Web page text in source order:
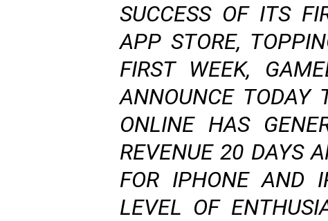
SUCCESS OF ITS
APP STORE,
FIRST WEEK,
ANNOUNCE TODAY
ONLINE HAS
REVENUE 20 DAYS
FOR IPHONE AND
LEVEL OF